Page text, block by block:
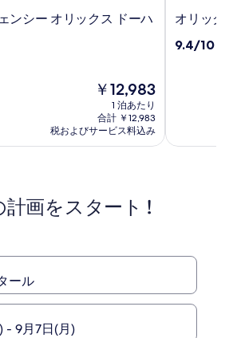
ンシー オリックス ドーハ
現
の
料
金
￥12,983
1 泊あたり
合計 ￥12,983
税およびサービス料込み
オ
ッ
ー
オリッ
10
の
9.4/10
計画をスタート !
ール
- 9月7日(月)